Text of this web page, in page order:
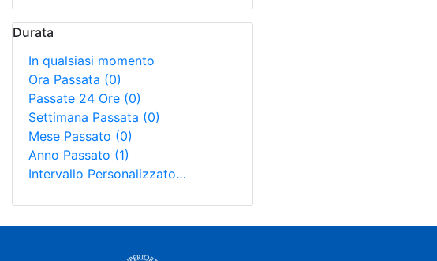
Durata
In qualsiasi momento
Ora Passata (0)
Passate 24 Ore (0)
Settimana Passata (0)
Mese Passato (0)
Anno Passato (1)
Intervallo Personalizzato…